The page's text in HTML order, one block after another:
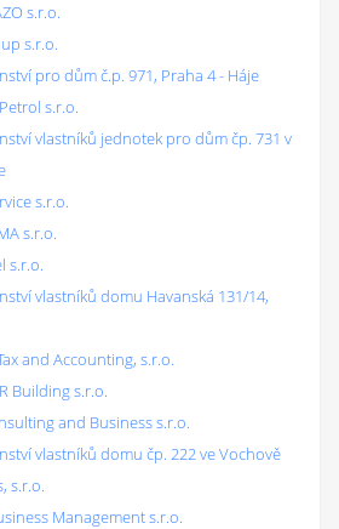
s.r.o.
s.r.o.
pro dům č.p. 971, Praha 4 - Háje
s.r.o.
vlastníků jednotek pro dům čp. 731 v
s.r.o.
s.r.o.
s.r.o.
vlastníků domu Havanská 131/14,
and Accounting, s.r.o.
Building s.r.o.
and Business s.r.o.
vlastníků domu čp. 222 ve Vochově
s.r.o.
Management s.r.o.